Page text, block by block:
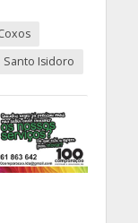
Santo Isidoro